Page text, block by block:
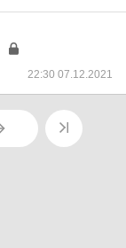
22:30 07.12.2021